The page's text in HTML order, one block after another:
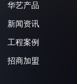
华艺产品
新闻资讯
工程案例
招商加盟